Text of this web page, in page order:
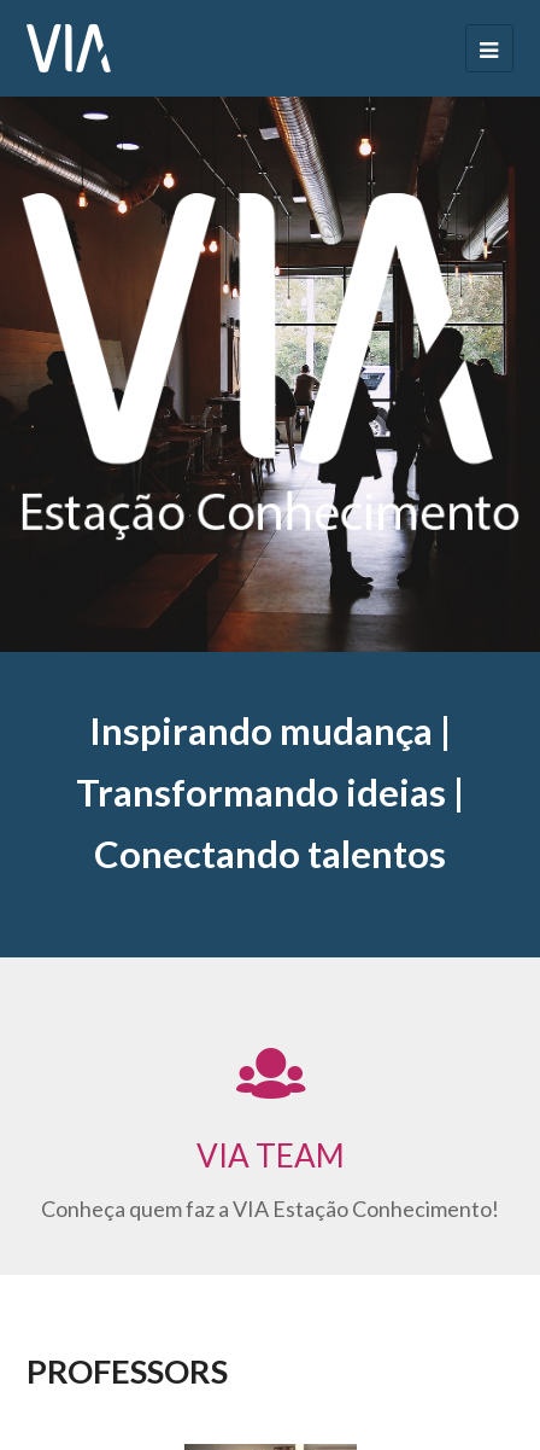
Inspirando mudança |
Transformando ideias |
Conectando talentos
VIA TEAM
Conheça quem faz a VIA Estação Conhecimento!
PROFESSORS